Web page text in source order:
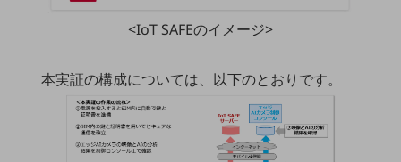
IoT向け回線料金
home5Gプラン
モバイルサービス
端末の一元管理
<IoT SAFEのイメージ>
本実証の構成については、以下のとおりです。